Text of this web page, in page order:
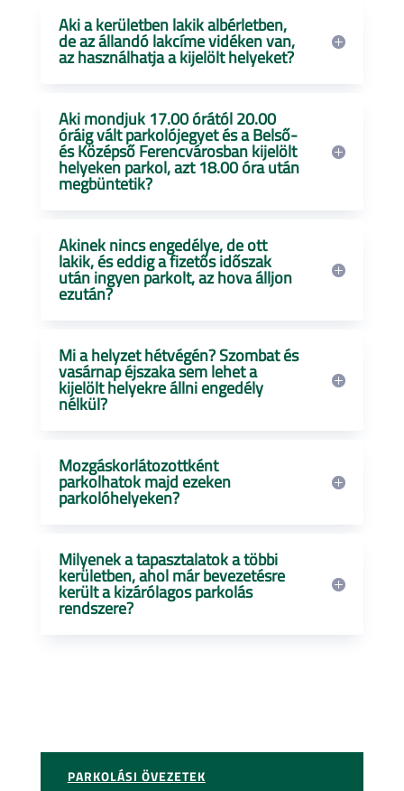
Aki a kerületben lakik albérletben,
de az állandó lakcíme vidéken van,
az használhatja a kijelölt helyeket?
Aki mondjuk 17.00 órától 20.00
óráig vált parkolójegyet és a Belső-
és Középső Ferencvárosban kijelölt
helyeken parkol, azt 18.00 óra után
megbüntetik?
Akinek nincs engedélye, de ott
lakik, és eddig a fizetős időszak
után ingyen parkolt, az hova álljon
ezután?
Mi a helyzet hétvégén? Szombat és
vasárnap éjszaka sem lehet a
kijelölt helyekre állni engedély
nélkül?
Mozgáskorlátozottként
parkolhatok majd ezeken
parkolóhelyeken?
Milyenek a tapasztalatok a többi
kerületben, ahol már bevezetésre
került a kizárólagos parkolás
rendszere?
PARKOLÁSI ÖVEZETEK